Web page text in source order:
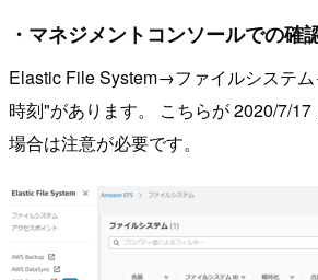
・マネジメントコンソールでの確
Elastic File System→ファイルシステ
時刻"があります。 こちらが 2020/7/
場合は注意が必要です。